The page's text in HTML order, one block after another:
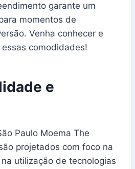
garante um
momentos de
Venha conhecer e
comodidades!
e
Paulo Moema The
projetados com foco na
utilização de tecnologias